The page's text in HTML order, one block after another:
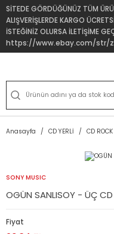
SİTEDE GÖRDÜĞÜNÜZ TÜM
ALIŞVERİŞLERDE KARGO
İSTEĞİNİZ OLURSA İLETİŞİME
https://www.ebay.com/str/
Anasayfa CD YERLİ CD ROCK
SONY MUSIC
OGÜN SANLISOY - ÜÇ CD
Fiyat